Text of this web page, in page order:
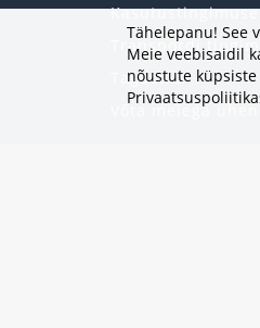
Transpordi
Tagastab
Võta meiega
Tähelepanu! See
Meie veebisaidil
nõustute